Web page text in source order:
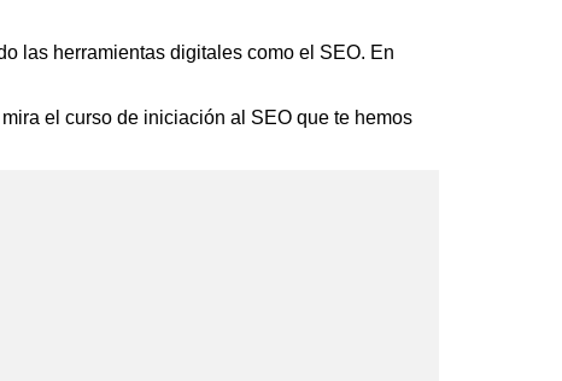
las herramientas digitales como el SEO. En
el curso de iniciación al SEO que te hemos